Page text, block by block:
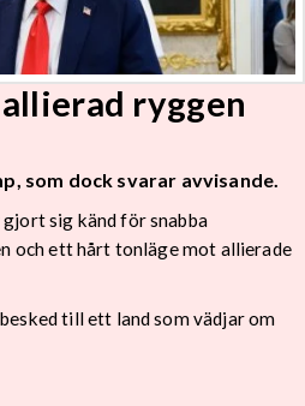
ryggen
som dock svarar avvisande.
sig känd för snabba
och ett hårt tonläge mot allierade
till ett land som vädjar om